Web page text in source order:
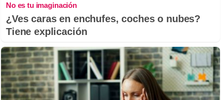
No es tu imaginación
¿Ves caras en enchufes, coches o nubes?
Tiene explicación